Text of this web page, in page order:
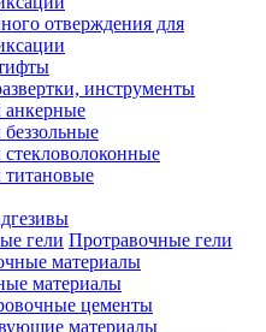
отверждения для
инструменты
Протравочные гели
материалы
цементы
материалы